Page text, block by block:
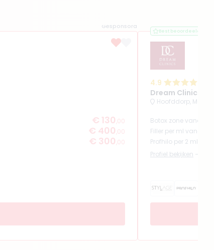
Gesponsord
€ 130 ,00
€ 400 ,00
€ 300 ,00
Best beoordeeld
4.9
Dream Clinics
Hoofddorp,
Botox zone vanaf
Filler per ml vanaf
Profhilo per 2 ml
Profiel bekijken